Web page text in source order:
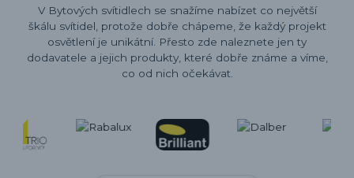
V Bytových svítidlech se snažíme nabízet co největší
škálu svítidel, protože dobře chápeme, že každý projekt
osvětlení je unikátní. Přesto zde naleznete jen ty
dodavatele a jejich produkty, které dobře známe a víme,
co od nich očekávat.